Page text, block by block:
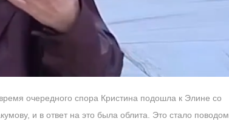
очередного спора Кристина подошла к Элине со
и в ответ на это была облита. Это стало поводом